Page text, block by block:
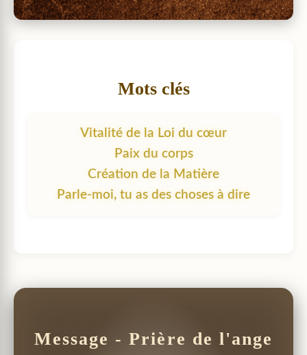
Mots clés
Vitalité de la Loi du cœur
Paix du corps
Création de la Matière
Parle-moi, tu as des choses à dire
Message - Prière de l'ange